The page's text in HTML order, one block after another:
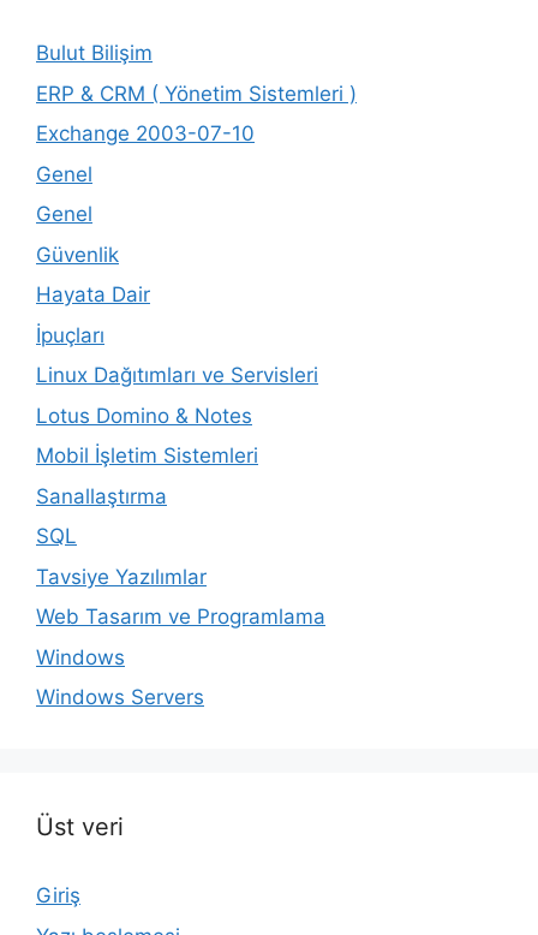
Bulut Bilişim
ERP & CRM ( Yönetim Sistemleri )
Exchange 2003-07-10
Genel
Genel
Güvenlik
Hayata Dair
İpuçları
Linux Dağıtımları ve Servisleri
Lotus Domino & Notes
Mobil İşletim Sistemleri
Sanallaştırma
SQL
Tavsiye Yazılımlar
Web Tasarım ve Programlama
Windows
Windows Servers
Üst veri
Giriş